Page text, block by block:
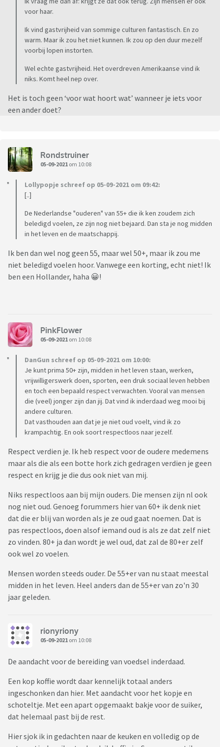
voor haar.
Ik vind gastvrijheid van sommige culturen fantastisch. En zo
warm. Maar ik zou het niet kunnen. Ik zou op den duur mezelf
voorbij lopen instorten.
Wel echte gastvrijheid. Het overdreven Amerikaanse vind ik
niks. Komt heel nep over.
Het is toch geen ‘voor wat hoort wat’ wanneer je iets voor
een ander doet?
Rondstruiner
05-09-2021 om 10:08
Lollypopje schreef op 05-09-2021 om 09:42:
[..]
De Nederlandse "ouderen" van 55+ die ik ken zoudem zich
beledigd voelen, ze zijn nog niet bejaard. Dan sta je nog midden
in het leven en de maatschappij.
Ik ben dan wel nog geen 55, maar wel 50+, maar ik zou me
niet beledigd voelen hoor. Vanwege een korting, echt niet! Ik
ben een Hollander, haha 😀!
PinkFlower
05-09-2021 om 10:08
DanGun schreef op 05-09-2021 om 10:00:
Je kunt prima 50+ zijn, midden in het leven staan, werken,
vrijwilligerswerk doen, sporten, een druk sociaal leven hebben
en toch een bepaald respect verwachten. Vooral van mensen
die (veel) jonger zijn dan jij. Dat vind ik inderdaad weg mooi bij
andere culturen.
Dat vasthouden aan dat je je niet oud voelt, vind ik zo
krampachtig. En ook soort respectloos naar jezelf.
Respect verdien je. Ik heb respect voor de oudere medemens
maar als die als een botte hork zich gedragen verdien je geen
respect en krijg je die dus ook niet van mij.
Niks respectloos aan bij mijn ouders. Die mensen zijn nl ook
nog niet oud. Genoeg forummers hier van 60+ ik denk niet
dat die er blij van worden als je ze oud gaat noemen. Dat is
pas respectloos, doen alsof iemand oud is als ze dat zelf niet
zo vinden. 80+ ja dan wordt je wel oud, dat zal de 80+er zelf
ook wel zo voelen.
Mensen worden steeds ouder. De 55+er van nu staat meestal
midden in het leven. Heel anders dan de 55+er van zo'n 30
jaar geleden.
rionyriony
05-09-2021 om 10:08
De aandacht voor de bereiding van voedsel inderdaad.
Een kop koffie wordt daar kennelijk totaal anders
ingeschonken dan hier. Met aandacht voor het kopje en
schoteltje. Met een apart opgemaakt bakje voor de suiker,
dat helemaal past bij de rest.
Hier sjok ik in gedachten naar de keuken en volledig op de